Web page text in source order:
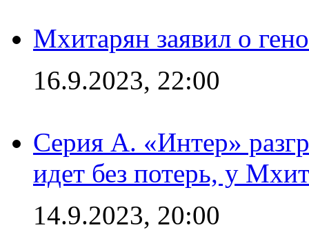
Мхитарян заявил о
16.9.2023, 22:00
Серия А. «Интер»
идет без потерь, у
14.9.2023, 20:00